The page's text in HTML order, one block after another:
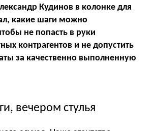
Кудинов в колонке для
какие шаги можно
не попасть в руки
контрагентов и не допустить
за качественно выполненную
вечером стулья